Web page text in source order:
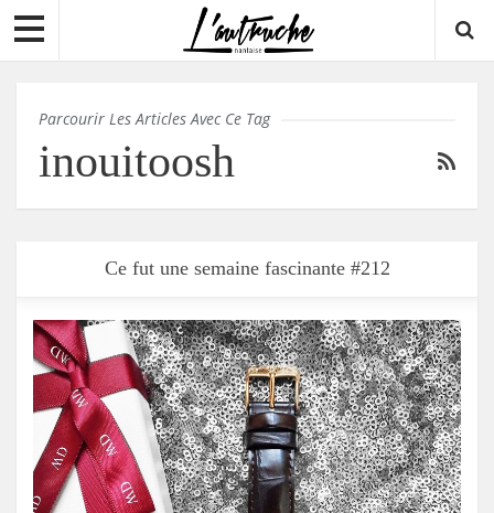
Parcourir Les Articles Avec Ce Tag
inouitoosh
Ce fut une semaine fascinante #212